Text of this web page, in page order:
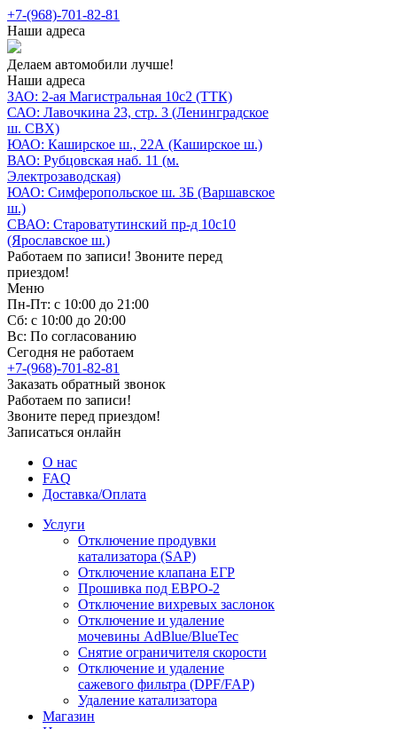
+7-(968)-701-82-81
Наши адреса
Делаем автомобили лучше!
Наши адреса
ЗАО: 2-ая Магистральная 10с2 (ТТК)
САО: Лавочкина 23, стр. 3 (Ленинградское
ш. СВХ)
ЮАО: Каширское ш., 22А (Каширское ш.)
ВАО: Рубцовская наб. 11 (м.
Электрозаводская)
ЮАО: Симферопольское ш. 3Б (Варшавское
ш.)
СВАО: Староватутинский пр-д 10с10
(Ярославское ш.)
Работаем по записи! Звоните перед
приездом!
Меню
Пн-Пт: с 10:00 до 21:00
Сб: с 10:00 до 20:00
Вс: По согласованию
Сегодня не работаем
+7-(968)-701-82-81
Заказать обратный звонок
Работаем по записи!
Звоните перед приездом!
Записаться онлайн
О нас
FAQ
Доставка/Оплата
Услуги
Отключение продувки
катализатора (SAP)
Отключение клапана ЕГР
Прошивка под ЕВРО-2
Отключение вихревых заслонок
Отключение и удаление
мочевины AdBlue/BlueTec
Снятие ограничителя скорости
Отключение и удаление
сажевого фильтра (DPF/FAP)
Удаление катализатора
Магазин